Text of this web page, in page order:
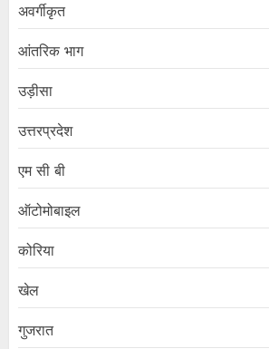
अवर्गीकृत
आंतरिक भाग
उड़ीसा
उत्तरप्रदेश
एम सी बी
ऑटोमोबाइल
कोरिया
खेल
गुजरात